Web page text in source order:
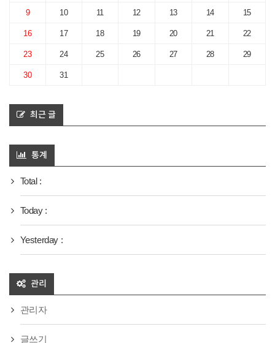
9 10 11 12 13 14 15
16 17 18 19 20 21 22
23 24 25 26 27 28 29
30 31
최근 글
통계
Total :
Today :
Yesterday :
관리
관리자
글쓰기